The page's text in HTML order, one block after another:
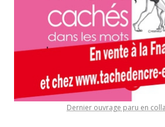
Dernier ouvrage paru en